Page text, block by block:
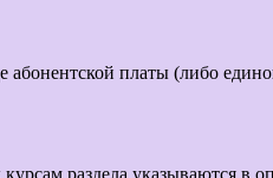
платы (либо
раздела указываются в